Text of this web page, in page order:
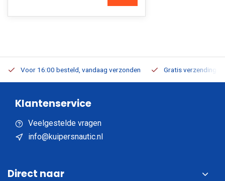
Voor 16:00 besteld, vandaag verzonden Gratis verzending
Klantenservice
Veelgestelde vragen
info@kuipersnautic.nl
Direct naar